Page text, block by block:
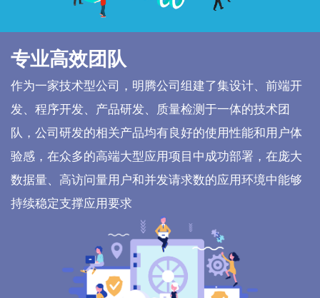
专业高效团队
作为一家技术型公司，明腾公司组建了集设计、前端开
发、程序开发、产品研发、质量检测于一体的技术团
队，公司研发的相关产品均有良好的使用性能和用户体
验感，在众多的高端大型应用项目中成功部署，在庞大
数据量、高访问量用户和并发请求数的应用环境中能够
持续稳定支撑应用要求